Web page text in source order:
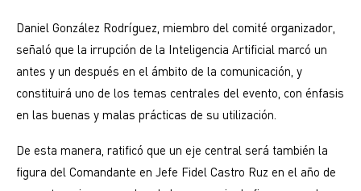
Daniel González Rodríguez, miembro del comité organizador,
señaló que la irrupción de la Inteligencia Artificial marcó un
antes y un después en el ámbito de la comunicación, y
constituirá uno de los temas centrales del evento, con énfasis
en las buenas y malas prácticas de su utilización.
De esta manera, ratificó que un eje central será también la
figura del Comandante en Jefe Fidel Castro Ruz en el año de